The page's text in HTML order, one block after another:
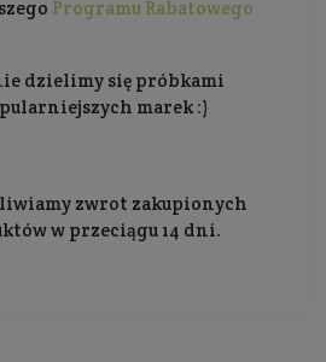
Programu Rabatowego
dzielimy się próbkami
marek :)
zwrot zakupionych
w przeciągu 14 dni.